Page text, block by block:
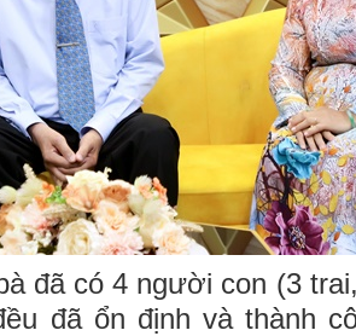
đã có 4 người con (3
đã ổn định và thành